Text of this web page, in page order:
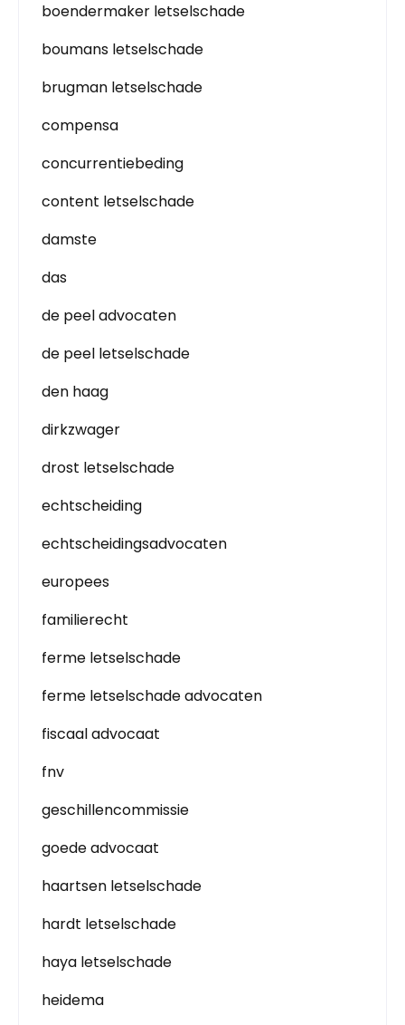
boendermaker letselschade
boumans letselschade
brugman letselschade
compensa
concurrentiebeding
content letselschade
damste
das
de peel advocaten
de peel letselschade
den haag
dirkzwager
drost letselschade
echtscheiding
echtscheidingsadvocaten
europees
familierecht
ferme letselschade
ferme letselschade advocaten
fiscaal advocaat
fnv
geschillencommissie
goede advocaat
haartsen letselschade
hardt letselschade
haya letselschade
heidema